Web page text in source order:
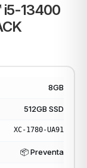
i5-13400
8GB
512GB SSD
XC-1780-UA91
📦 Preventa